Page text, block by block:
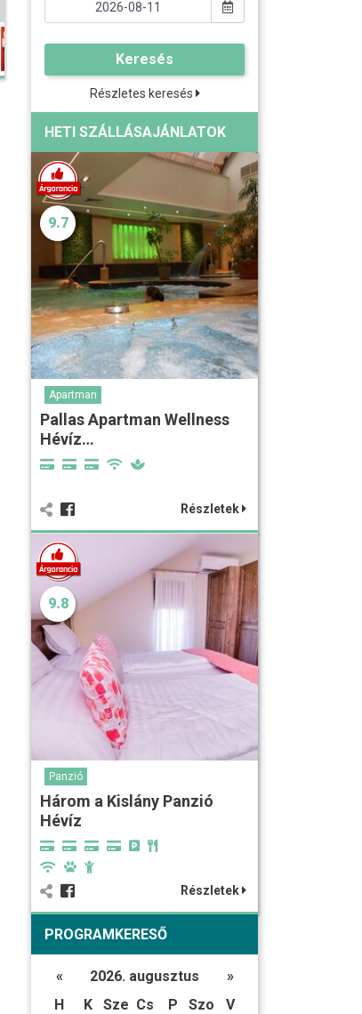
Keresés
Részletes keresés
HETI SZÁLLÁSAJÁNLATOK
9.7
Apartman
Pallas Apartman Wellness
Hévíz…
Részletek
9.8
Panzió
Három a Kislány Panzió
Hévíz
Részletek
PROGRAMKERESŐ
« 2026. augusztus
»
H
K Sze Cs P Szo
V